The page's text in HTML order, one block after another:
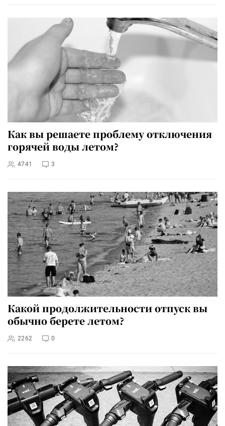
Как вы решаете проблему отключения
горячей воды летом?
4741 3
Какой продолжительности отпуск вы
обычно берете летом?
2262 0